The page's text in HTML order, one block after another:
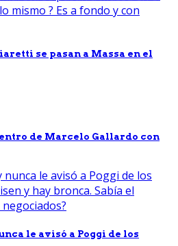
se pasan a Massa en el
de Marcelo Gallardo con
le avisó a Poggi de los